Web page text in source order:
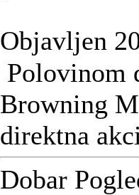
Objavljen
Polovinom
Browning
direktna
Dobar